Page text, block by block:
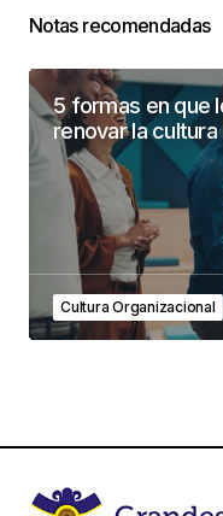
Notas recomendadas
5 formas en que
renovar la
Cultura Organizacional